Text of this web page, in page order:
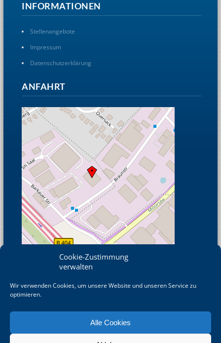
Cookie-Zustimmung
verwalten
Wir verwenden Cookies, um unsere Website und unseren Service zu
optimieren.
Alle Cookies
INFORMATIONEN
Stellenangebote
Impressum
Datenschutzerklärung
ANFAHRT
© OpenStreetMap